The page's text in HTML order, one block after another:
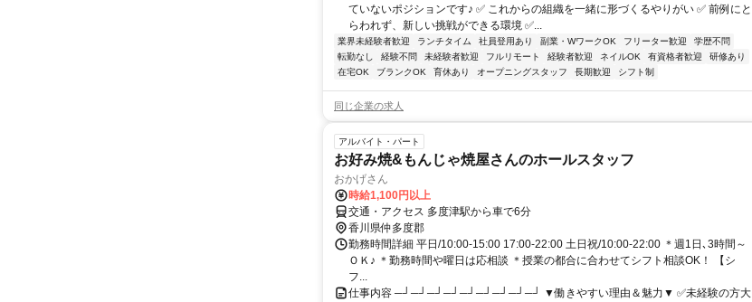
ていないポジションです♪ ✅ これからの組織を一緒に形づくるやりがい ✅ 前例にと
らわれず、新しい挑戦ができる環境 ✅...
業界未経験者歓迎 ランチタイム 社員登用あり 副業・WワークOK フリーター歓迎
学歴不問
転勤なし
経験不問 未経験者歓迎 フルリモート 経験者歓迎 ネイルOK 有資格者歓迎
研修あり
在宅OK
ブランクOK 育休あり オープニングスタッフ 長期歓迎 シフト制
同じ企業の求人
アルバイト・パート
お好み焼&もんじゃ焼屋さんのホールスタッフ
おかげさん
時給1,100円以上
交通・アクセス 多度津駅から車で6分
香川県仲多度郡
勤務時間詳細 平日/10:00-15:00 17:00-22:00 土日祝/10:00-22:00 ＊週1日､3時間～
ＯＫ♪ ＊勤務時間や曜日は応相談 ＊授業の都合に合わせてシフト相談OK！ 【シ
フ...
仕事内容 ─┘─┘─┘─┘─┘─┘─┘─┘─┘ ▼働きやすい理由＆魅力▼ ✅未経験の方大